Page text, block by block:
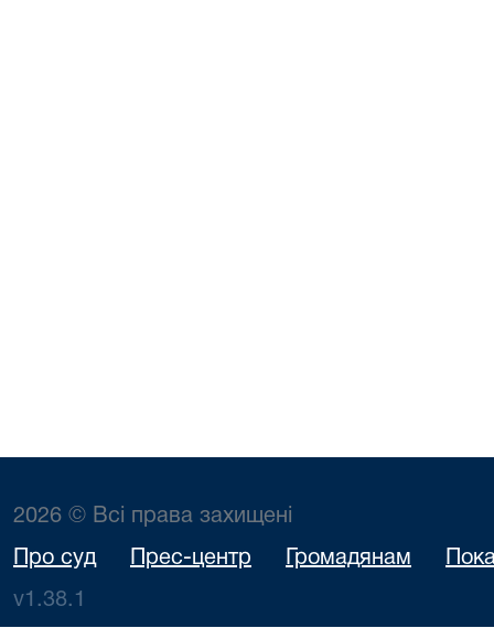
2026 © Всі права захищені
Про суд Прес-центр Громадянам
v1.38.1